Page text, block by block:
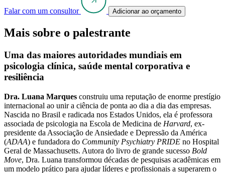
Falar com um consultor Adicionar ao orçamento
Mais sobre o palestrante
Uma das maiores autoridades mundiais em
psicologia clínica, saúde mental corporativa e
resiliência
Dra. Luana Marques construiu uma reputação de enorme prestígio
internacional ao unir a ciência de ponta ao dia a dia das empresas.
Nascida no Brasil e radicada nos Estados Unidos, ela é professora
associada de psicologia na Escola de Medicina de Harvard, ex-
presidente da Associação de Ansiedade e Depressão da América
(ADAA) e fundadora do Community Psychiatry PRIDE no Hospital
Geral de Massachusetts. Autora do livro de grande sucesso Bold
Move, Dra. Luana transformou décadas de pesquisas acadêmicas em
um modelo prático para ajudar líderes e profissionais a superarem o